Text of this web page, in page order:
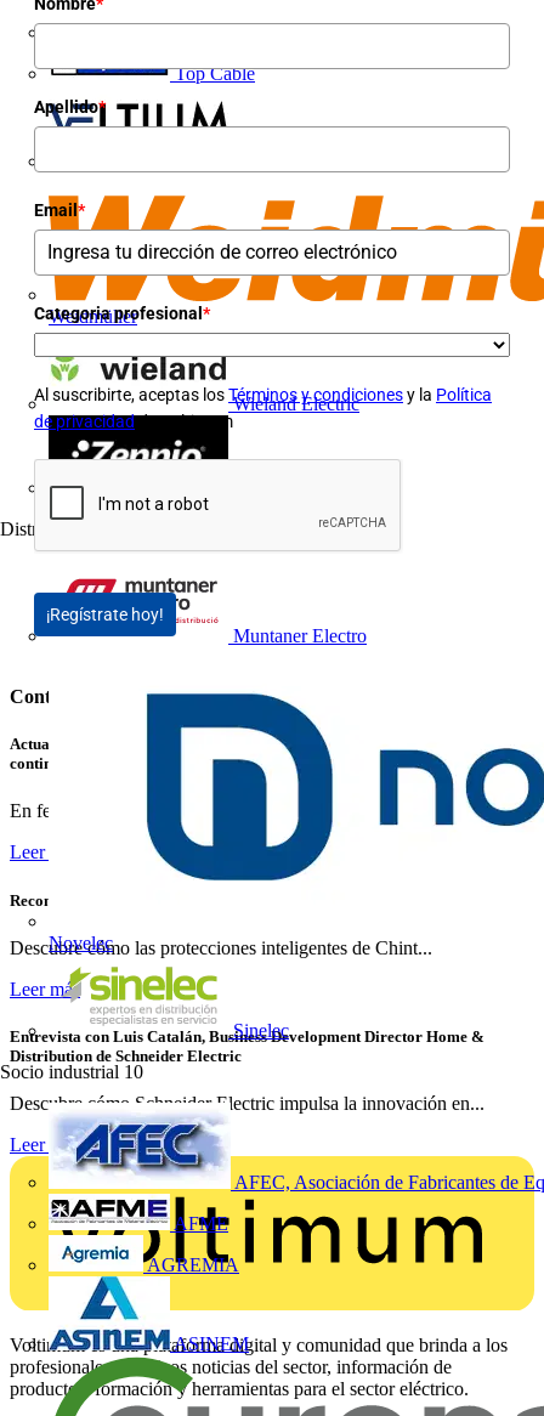
Top Cable
Weidmüller
Wieland Electric
Distribuidor
Muntaner Electro
Novelec
Sinelec
Socio industrial 10
AFEC, Asociación de Fabricantes de
AFME
AGREMIA
ASINEM
Apellido*
Email *
Categoria profesional *
Al suscribirte, aceptas losTérminos y condicionesy la Política
de privacidadde Voltimum
¡Regístrate hoy!
Contenidos relacionados
Actualizar PowerStudio SCADA WAVE: Garantiza el soporte y la
continuidad de tu instalación
En febrero de 2026 finalizará oficialmente el soporte para...
Leer más
Reconexión Inteligente: Garantiza Suministro Continuo sin Interrupciones
Descubre cómo las protecciones inteligentes de Chint...
Leer más
Entrevista con Luis Catalán, Business Development Director Home &
Distribution de Schneider Electric
Descubre cómo Schneider Electric impulsa la innovación en...
Leer más
Voltimum es una plataforma digital y comunidad que brinda a los
profesionales eléctricos noticias del sector, información de
productos, formación y herramientas para el sector eléctrico.